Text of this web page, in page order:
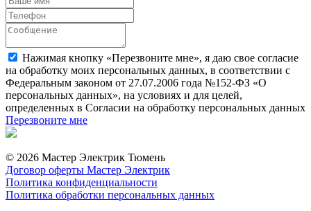
Нажимая кнопку «Перезвоните мне», я даю свое согласие
на обработку моих персональных данных, в соответствии с
Федеральным законом от 27.07.2006 года №152-ФЗ «О
персональных данных», на условиях и для целей,
определенных в Согласии на обработку персональных данных
Перезвоните мне
© 2026 Мастер Электрик Тюмень
Договор оферты Мастер Электрик
Политика конфиденциальности
Политика обработки персональных данных